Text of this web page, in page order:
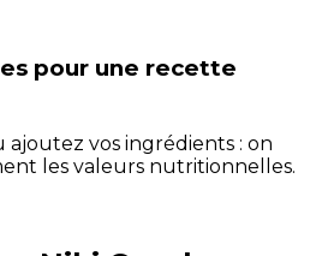
pour une recette
vos ingrédients : on
les valeurs nutritionnelles.